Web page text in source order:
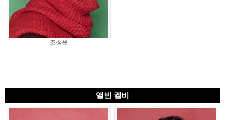
조성윤
앨빈 켈비